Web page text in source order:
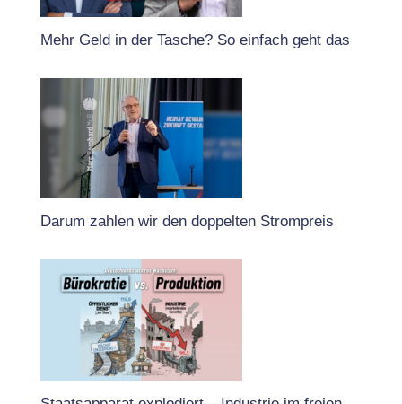
Mehr Geld in der Tasche? So einfach geht das
Darum zahlen wir den doppelten Strompreis